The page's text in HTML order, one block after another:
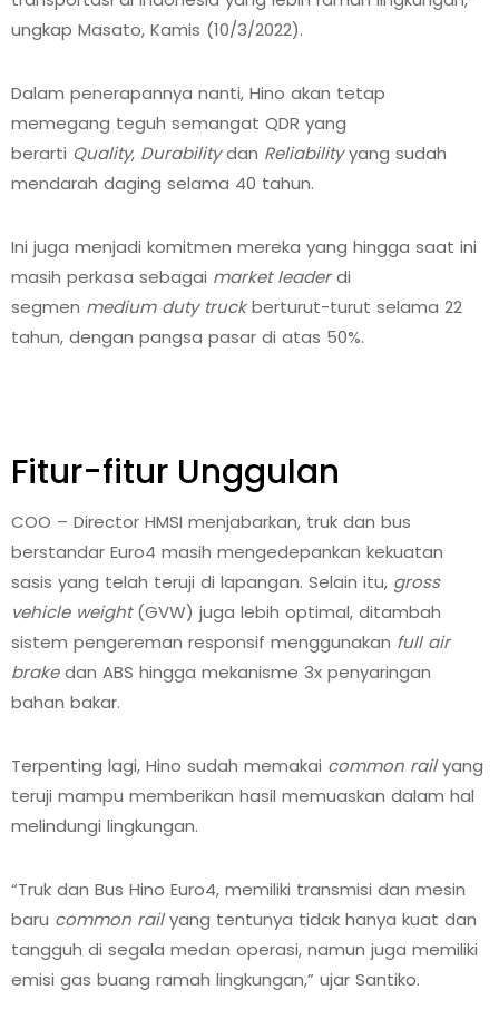
ungkap Masato, Kamis (10/3/2022).
Dalam penerapannya nanti, Hino akan tetap
memegang teguh semangat QDR yang
berarti Quality, Durabilitydan Reliabilityyang sudah
mendarah daging selama 40 tahun.
Ini juga menjadi komitmen mereka yang hingga saat ini
masih perkasa sebagai market leaderdi
segmen medium duty truckberturut-turut selama 22
tahun, dengan pangsa pasar di atas 50%.
Fitur-fitur Unggulan
COO – Director HMSI menjabarkan, truk dan bus
berstandar Euro4 masih mengedepankan kekuatan
sasis yang telah teruji di lapangan. Selain itu, gross
vehicle weight(GVW) juga lebih optimal, ditambah
sistem pengereman responsif menggunakan full air
brakedan ABS hingga mekanisme 3x penyaringan
bahan bakar.
Terpenting lagi, Hino sudah memakai common railyang
teruji mampu memberikan hasil memuaskan dalam hal
melindungi lingkungan.
“Truk dan Bus Hino Euro4, memiliki transmisi dan mesin
baru common railyang tentunya tidak hanya kuat dan
tangguh di segala medan operasi, namun juga memiliki
emisi gas buang ramah lingkungan,” ujar Santiko.